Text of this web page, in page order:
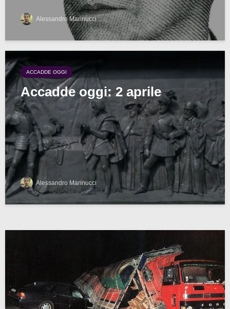
Alessandro Marinucci
ACCADDE OGGI
Accadde oggi: 2 aprile
Alessandro Marinucci